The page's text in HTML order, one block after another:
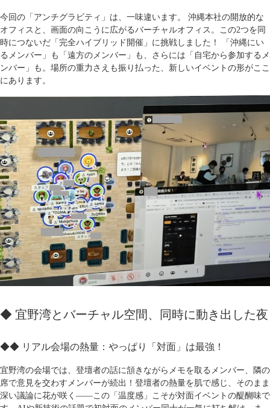
今回の「アンチグラビティ」は、一味違います。 沖縄本社の開放的な
オフィスと、画面の向こうに広がるバーチャルオフィス。この2つを同
時につないだ「完全ハイブリッド開催」に挑戦しました！ 「沖縄にい
るメンバー」も「遠方のメンバー」も、さらには「自宅から参加するメ
ンバー」も。場所の重力さえも振り払った、新しいイベントの形がここ
にあります。
◆ 宜野湾とバーチャル空間、同時に動き出した夜
◆◆ リアル会場の熱量：やっぱり「対面」は最強！
宜野湾の会場では、登壇者の話に頷きながらメモを取るメンバー、隣の
席で意見を交わすメンバーが続出！登壇者の熱量を肌で感じ、そのまま
深い議論に花が咲く――この「温度感」こそが対面イベントの醍醐味で